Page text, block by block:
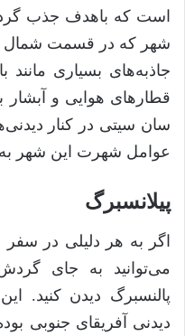
است که باهدف جذب
شهر که در قسمت شمال
جاذبه‌های بسیاری مانند
قطار‌های هوایی و
سان سیتی در کنار
عوامل شهرت این شهر
پیلانسبرگ
اگر به هر دلیلی در سفر
می‌توانید به جای
پالنسبرگ دیدن کنید.
دیدنی آفریقای جنوبی